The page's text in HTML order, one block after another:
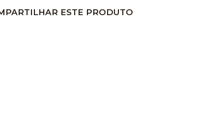
ESTE PRODUTO